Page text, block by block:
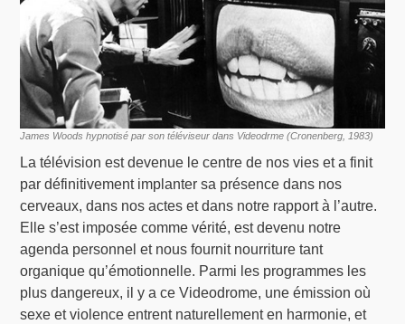
James Woods hypnotisé par son téléviseur dans Videodrme (Cronenberg, 1983)
La télévision est devenue le centre de nos vies et a finit
par définitivement implanter sa présence dans nos
cerveaux, dans nos actes et dans notre rapport à l’autre.
Elle s’est imposée comme vérité, est devenu notre
agenda personnel et nous fournit nourriture tant
organique qu’émotionnelle. Parmi les programmes les
plus dangereux, il y a ce Videodrome, une émission où
sexe et violence entrent naturellement en harmonie, et